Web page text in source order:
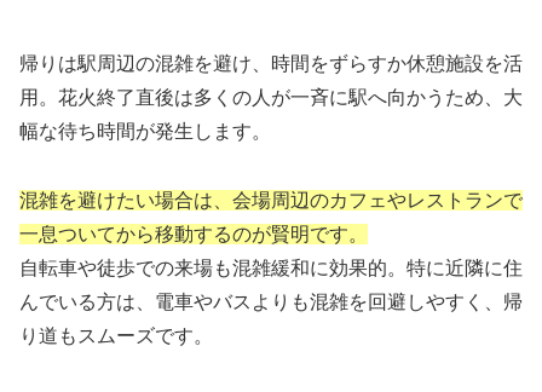
帰りは駅周辺の混雑を避け、時間をずらすか休憩施設を活
用。花火終了直後は多くの人が一斉に駅へ向かうため、大
幅な待ち時間が発生します。
混雑を避けたい場合は、会場周辺のカフェやレストランで
一息ついてから移動するのが賢明です。
自転車や徒歩での来場も混雑緩和に効果的。特に近隣に住
んでいる方は、電車やバスよりも混雑を回避しやすく、帰
り道もスムーズです。